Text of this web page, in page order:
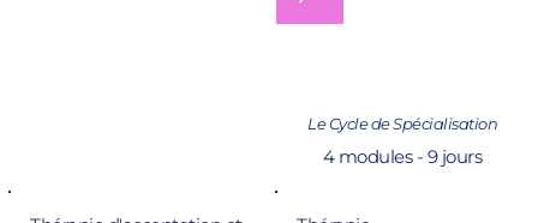
Le Cycle de Spécialisation
4 modules - 9 jours